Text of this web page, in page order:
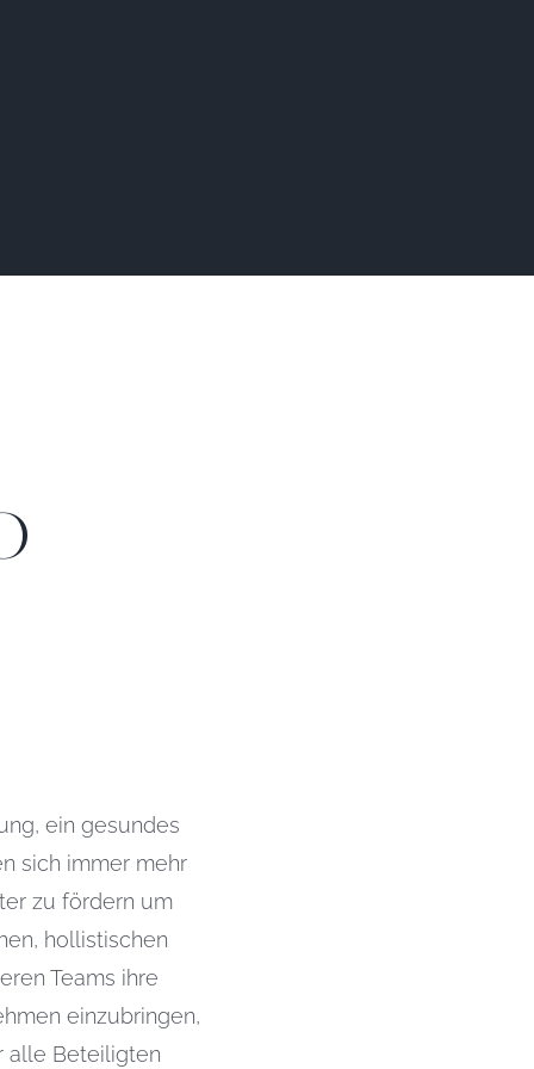
ein gesundes
sich immer mehr
zu fördern um
hollistischen
Teams ihre
einzubringen,
alle Beteiligten